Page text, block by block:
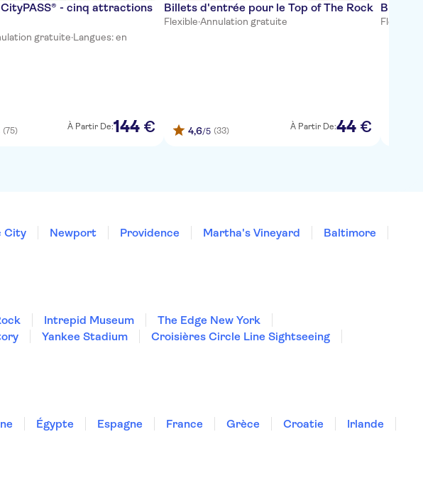
- cinq attractions
gratuite·Langues: en
(75) À Partir De:144 €
Billets d'entrée pour le Top of The Rock
Flexible·Annulation gratuite
4,6/5 (33) À Partir De:44 €
Billets
Flexible
City Newport Providence Martha's Vineyard
Baltimore
Intrepid Museum
The Edge New York
Yankee Stadium
Croisières Circle Line Sightseeing
Égypte Espagne France Grèce Croatie
Irlande